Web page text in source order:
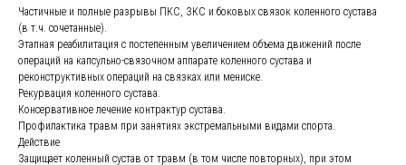
Частичные и полные разрывы ПКС, ЗКС и боковых связок коленного сустава
(в т.ч. сочетанные).
Этапная реабилитация с постепенным увеличением объема движений после
операций на капсульно-связочном аппарате коленного сустава и
реконструктивных операций на связках или мениске.
Рекурвация коленного сустава.
Консервативное лечение контрактур сустава.
Профилактика травм при занятиях экстремальными видами спорта.
Действие
Защищает коленный сустав от травм (в том числе повторных), при этом